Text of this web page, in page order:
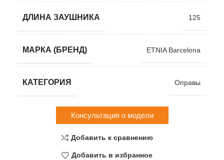
ДЛИНА ЗАУШНИКА 125
МАРКА (БРЕНД) ETNIA Barcelona
КАТЕГОРИЯ Оправы
Консультация о модели
Добавить к сравнению
Добавить в избранное